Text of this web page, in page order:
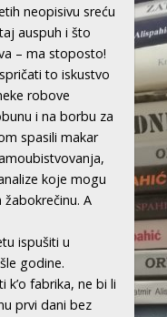
neopisivu sreću
auspuh i što
– ma stoposto!
to iskustvo
robove
i na borbu za
spasili makar
koje mogu
A
ispušiti u
godine.
fabrika, ne bi li
prvi dani bez